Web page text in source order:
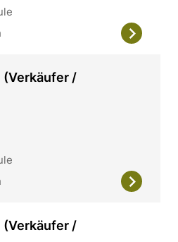
(Verkäufer /
(Verkäufer /